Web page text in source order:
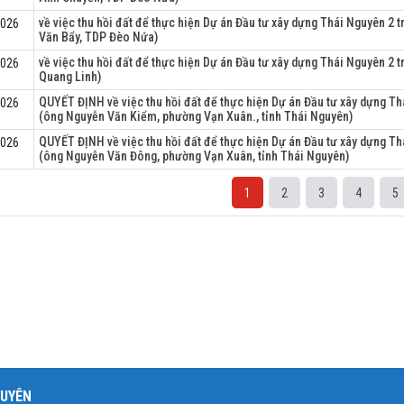
về việc thu hồi đất để thực hiện Dự án Đầu tư xây dựng Thái Nguyên 2
Văn Bẩy, TDP Đèo Nứa)
về việc thu hồi đất để thực hiện Dự án Đầu tư xây dựng Thái Nguyên 2
Quang Linh)
QUYẾT ĐỊNH về việc thu hồi đất để thực hiện Dự án Đầu tư xây dựng
(ông Nguyễn Văn Kiểm, phường Vạn Xuân., tỉnh Thái Nguyên)
QUYẾT ĐỊNH về việc thu hồi đất để thực hiện Dự án Đầu tư xây dựng
(ông Nguyễn Văn Đông, phường Vạn Xuân, tỉnh Thái Nguyên)
1 2 3 4 5